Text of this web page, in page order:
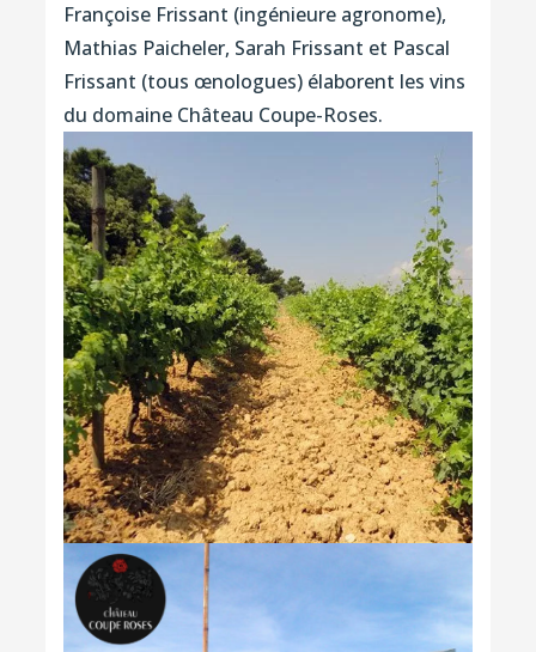
Françoise Frissant (ingénieure agronome),
Mathias Paicheler, Sarah Frissant et Pascal
Frissant (tous œnologues) élaborent les vins
du domaine Château Coupe-Roses.